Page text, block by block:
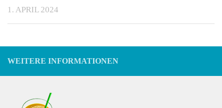
1. APRIL 2024
WEITERE INFORMATIONEN